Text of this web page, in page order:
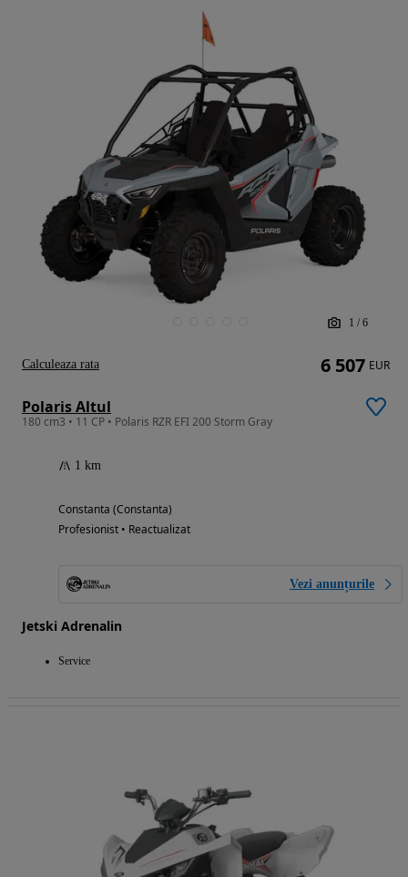
1 / 6
Polaris Altul
180 cm3 • 11 CP • Polaris RZR EFI 200 Storm Gray
1 km
Constanta (Constanta)
Profesionist • Reactualizat
Vezi anunțurile
Jetski Adrenalin
Service
6 507 EUR
Calculeaza rata